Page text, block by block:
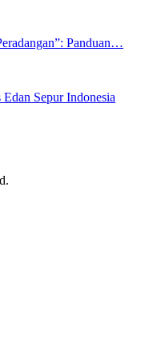
Panduan…
Sepur Indonesia